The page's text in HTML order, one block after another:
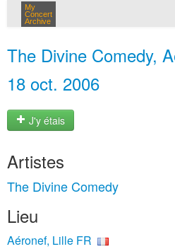
My
Concert
Archive
The Divine Comedy,
18 oct. 2006
J'y étais
Artistes
The Divine Comedy
Lieu
Aéronef, Lille FR